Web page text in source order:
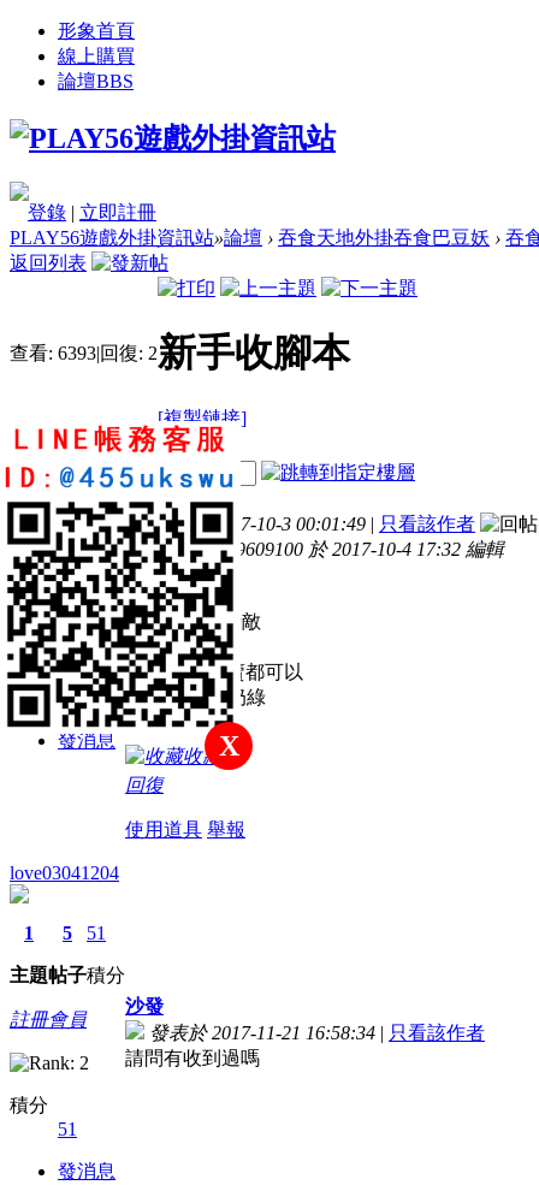
形象首頁
線上購買
論壇BBS
登錄 | 立即註冊
PLAY56遊戲外掛資訊站»論壇 › 吞食天地外掛吞食巴豆妖 › 吞
返回列表
查看: 6393|回復: 2新手收腳本
[複製鏈接]
b9609100
4
主題
8
帖子
46
積分
新手上路
積分
46
發消息
電梯直達
樓主
發表於 2017-10-3 00:01:49 | 只看該作者
本帖最後由 b9609100 於 2017-10-4 17:32 編輯
15~115組任
10~130朝廷殺敵
10~130軍需
可以給我,或賣都可以
遊戲ID:鮮柚奶綠
收藏
回復
使用道具 舉報
love03041204
1
主題
5
帖子
51
積分
註冊會員
積分
51
發消息
沙發
發表於 2017-11-21 16:58:34 | 只看該作者
請問有收到過嗎
X